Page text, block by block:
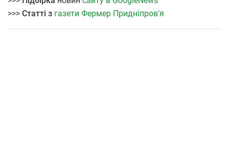
>>> Статті з газети Фермер Придніпров'я